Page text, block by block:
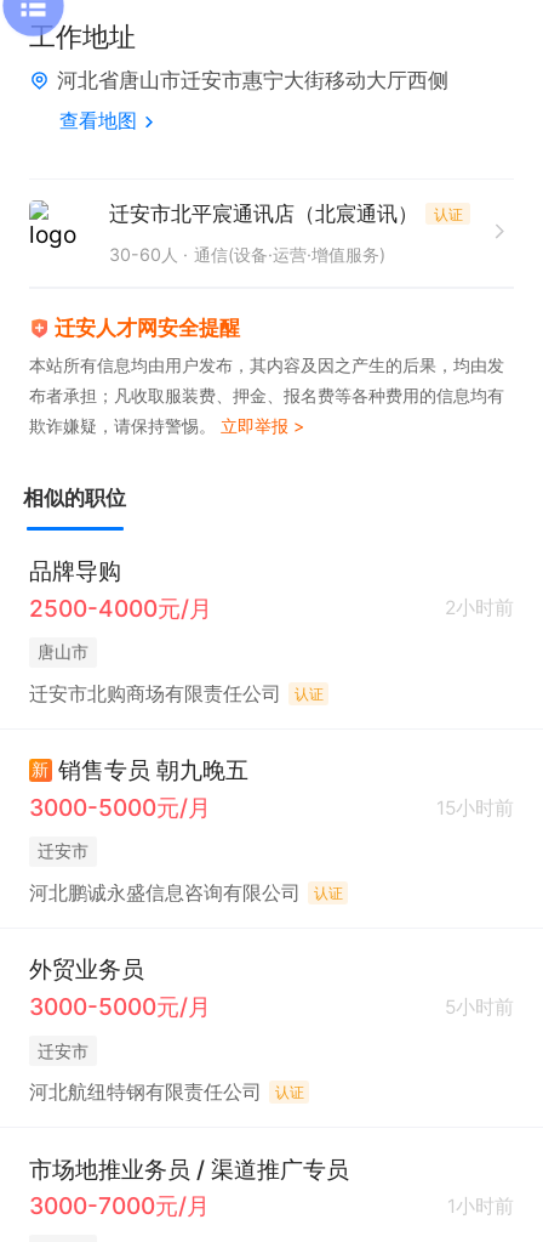
工作地址
河北省唐山市迁安市惠宁大街移动大厅西侧
查看地图
迁安市北平宸通讯店（北宸通讯） 认证
30-60人 通信(设备·运营·增值服务)
迁安人才网安全提醒
本站所有信息均由用户发布，其内容及因之产生的后果，均由发
布者承担；凡收取服装费、押金、报名费等各种费用的信息均有
欺诈嫌疑，请保持警惕。 立即举报 >
相似的职位
品牌导购
2500-4000元/月
2小时前
唐山市
迁安市北购商场有限责任公司 认证
新 销售专员 朝九晚五
3000-5000元/月
15小时前
迁安市
河北鹏诚永盛信息咨询有限公司 认证
外贸业务员
3000-5000元/月
5小时前
迁安市
河北航纽特钢有限责任公司 认证
市场地推业务员 / 渠道推广专员
3000-7000元/月
1小时前